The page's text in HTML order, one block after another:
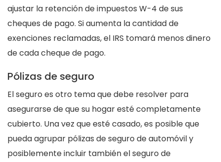
ajustar la retención de impuestos W-4 de sus
cheques de pago. Si aumenta la cantidad de
exenciones reclamadas, el IRS tomará menos dinero
de cada cheque de pago.
Pólizas de seguro
El seguro es otro tema que debe resolver para
asegurarse de que su hogar esté completamente
cubierto. Una vez que esté casado, es posible que
pueda agrupar pólizas de seguro de automóvil y
posiblemente incluir también el seguro de